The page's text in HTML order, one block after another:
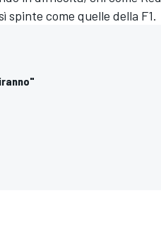
come quelle della F1.